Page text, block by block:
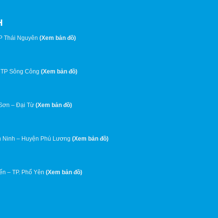
Thái Nguyên (Xem bản đồ)
Sông Công (Xem bản đồ)
– Đại Từ (Xem bản đồ)
– Huyện Phú Lương (Xem bản đồ)
– TP. Phổ Yên (Xem bản đồ)